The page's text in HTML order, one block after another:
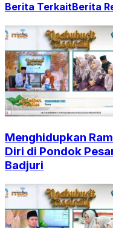
Berita TerkaitBerita
Menghidupkan
Diri di Pondok
Badjuri